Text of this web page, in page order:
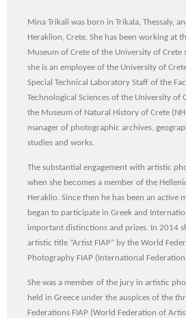
Mina Trikali was born in Trikala, Thessaly,
Heraklion, Crete. She has been working at
Museum of Crete of the University of Crete
she is an employee of the University of
Special Technical Laboratory Staff of the
Technological Sciences of the University of
the Museum of Natural History of Crete (
manager of photographic archives,
studies and works.
The substantial engagement with artistic
when she becomes a member of the
Heraklio. Since then he has been an active
began to participate in Greek and
important distinctions and prizes. In 2014
artistic title “Artist FIAP” by the World
Photography FIAP (International
She was a member of the jury in artistic
held in Greece under the auspices of the
Federations FIAP (World Federation of